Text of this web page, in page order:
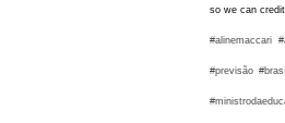
so we can
#alinemaccari
#previsão